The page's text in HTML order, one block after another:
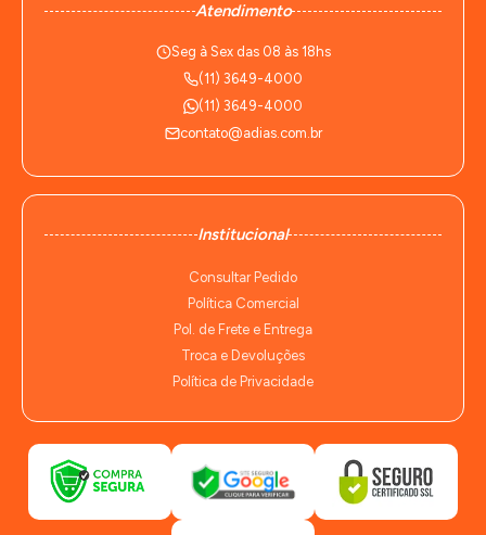
Atendimento
Seg à Sex das 08 às 18hs
(11) 3649-4000
(11) 3649-4000
contato@adias.com.br
Institucional
Consultar Pedido
Política Comercial
Pol. de Frete e Entrega
Troca e Devoluções
Política de Privacidade